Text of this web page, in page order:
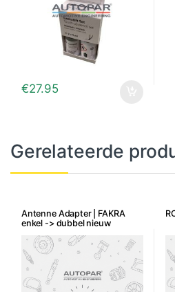
€27.95
Gerelateerde
Antenne Adapter | FAKRA
enkel -> dubbel nieuw